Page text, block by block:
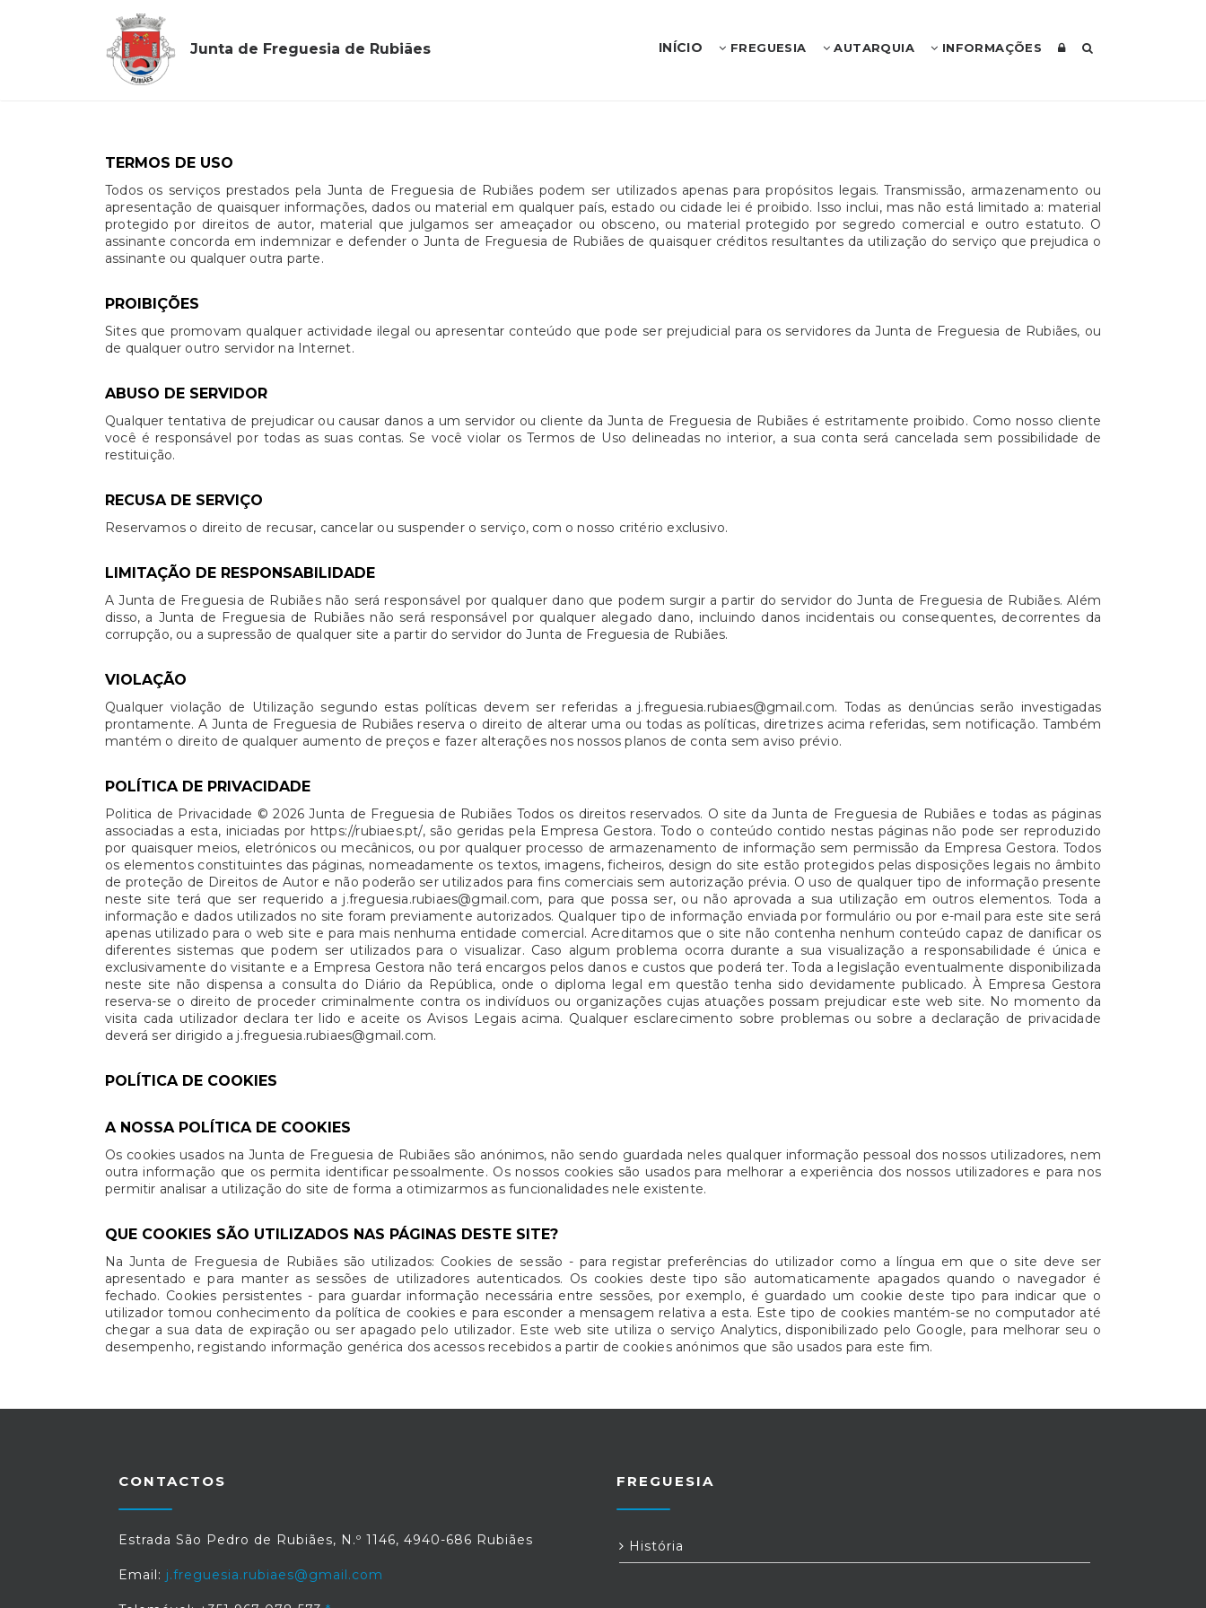
Junta de Freguesia de Rubiães INÍCIO FREGUESIA AUTARQUIA INFORMAÇÕES
TERMOS DE USO
Todos os serviços prestados pela Junta de Freguesia de Rubiães podem ser utilizados apenas para propósitos legais. Transmissão, armazenamento ou
apresentação de quaisquer informações, dados ou material em qualquer país, estado ou cidade lei é proibido. Isso inclui, mas não está limitado a: material
protegido por direitos de autor, material que julgamos ser ameaçador ou obsceno, ou material protegido por segredo comercial e outro estatuto. O
assinante concorda em indemnizar e defender o Junta de Freguesia de Rubiães de quaisquer créditos resultantes da utilização do serviço que prejudica o
assinante ou qualquer outra parte.
PROIBIÇÕES
Sites que promovam qualquer actividade ilegal ou apresentar conteúdo que pode ser prejudicial para os servidores da Junta de Freguesia de Rubiães, ou
de qualquer outro servidor na Internet.
ABUSO DE SERVIDOR
Qualquer tentativa de prejudicar ou causar danos a um servidor ou cliente da Junta de Freguesia de Rubiães é estritamente proibido. Como nosso cliente
você é responsável por todas as suas contas. Se você violar os Termos de Uso delineadas no interior, a sua conta será cancelada sem possibilidade de
restituição.
RECUSA DE SERVIÇO
Reservamos o direito de recusar, cancelar ou suspender o serviço, com o nosso critério exclusivo.
LIMITAÇÃO DE RESPONSABILIDADE
A Junta de Freguesia de Rubiães não será responsável por qualquer dano que podem surgir a partir do servidor do Junta de Freguesia de Rubiães. Além
disso, a Junta de Freguesia de Rubiães não será responsável por qualquer alegado dano, incluindo danos incidentais ou consequentes, decorrentes da
corrupção, ou a supressão de qualquer site a partir do servidor do Junta de Freguesia de Rubiães.
VIOLAÇÃO
Qualquer violação de Utilização segundo estas políticas devem ser referidas a j.freguesia.rubiaes@gmail.com. Todas as denúncias serão investigadas
prontamente. A Junta de Freguesia de Rubiães reserva o direito de alterar uma ou todas as políticas, diretrizes acima referidas, sem notificação. Também
mantém o direito de qualquer aumento de preços e fazer alterações nos nossos planos de conta sem aviso prévio.
POLÍTICA DE PRIVACIDADE
Politica de Privacidade © 2026 Junta de Freguesia de Rubiães Todos os direitos reservados. O site da Junta de Freguesia de Rubiães e todas as páginas
associadas a esta, iniciadas por https://rubiaes.pt/, são geridas pela Empresa Gestora. Todo o conteúdo contido nestas páginas não pode ser reproduzido
por quaisquer meios, eletrónicos ou mecânicos, ou por qualquer processo de armazenamento de informação sem permissão da Empresa Gestora. Todos
os elementos constituintes das páginas, nomeadamente os textos, imagens, ficheiros, design do site estão protegidos pelas disposições legais no âmbito
de proteção de Direitos de Autor e não poderão ser utilizados para fins comerciais sem autorização prévia. O uso de qualquer tipo de informação presente
neste site terá que ser requerido a j.freguesia.rubiaes@gmail.com, para que possa ser, ou não aprovada a sua utilização em outros elementos. Toda a
informação e dados utilizados no site foram previamente autorizados. Qualquer tipo de informação enviada por formulário ou por e-mail para este site será
apenas utilizado para o web site e para mais nenhuma entidade comercial. Acreditamos que o site não contenha nenhum conteúdo capaz de danificar os
diferentes sistemas que podem ser utilizados para o visualizar. Caso algum problema ocorra durante a sua visualização a responsabilidade é única e
exclusivamente do visitante e a Empresa Gestora não terá encargos pelos danos e custos que poderá ter. Toda a legislação eventualmente disponibilizada
neste site não dispensa a consulta do Diário da República, onde o diploma legal em questão tenha sido devidamente publicado. À Empresa Gestora
reserva-se o direito de proceder criminalmente contra os indivíduos ou organizações cujas atuações possam prejudicar este web site. No momento da
visita cada utilizador declara ter lido e aceite os Avisos Legais acima. Qualquer esclarecimento sobre problemas ou sobre a declaração de privacidade
deverá ser dirigido a j.freguesia.rubiaes@gmail.com.
POLÍTICA DE COOKIES
A NOSSA POLÍTICA DE COOKIES
Os cookies usados na Junta de Freguesia de Rubiães são anónimos, não sendo guardada neles qualquer informação pessoal dos nossos utilizadores, nem
outra informação que os permita identificar pessoalmente. Os nossos cookies são usados para melhorar a experiência dos nossos utilizadores e para nos
permitir analisar a utilização do site de forma a otimizarmos as funcionalidades nele existente.
QUE COOKIES SÃO UTILIZADOS NAS PÁGINAS DESTE SITE?
Na Junta de Freguesia de Rubiães são utilizados: Cookies de sessão - para registar preferências do utilizador como a língua em que o site deve ser
apresentado e para manter as sessões de utilizadores autenticados. Os cookies deste tipo são automaticamente apagados quando o navegador é
fechado. Cookies persistentes - para guardar informação necessária entre sessões, por exemplo, é guardado um cookie deste tipo para indicar que o
utilizador tomou conhecimento da política de cookies e para esconder a mensagem relativa a esta. Este tipo de cookies mantém-se no computador até
chegar a sua data de expiração ou ser apagado pelo utilizador. Este web site utiliza o serviço Analytics, disponibilizado pelo Google, para melhorar seu o
desempenho, registando informação genérica dos acessos recebidos a partir de cookies anónimos que são usados para este fim.
CONTACTOS
Estrada São Pedro de Rubiães, N.º 1146, 4940-686 Rubiães
Email: j.freguesia.rubiaes@gmail.com
FREGUESIA
História